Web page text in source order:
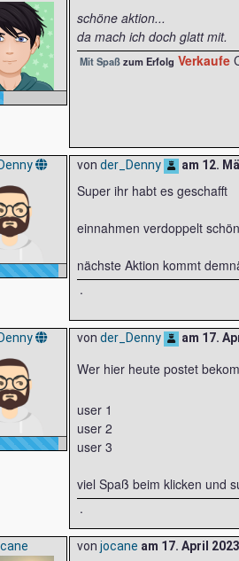
schöne aktion...
da mach ich doch glatt mit.
Mit Spaßzum Erfolg Verkaufe
von der_Denny am 12.
Super ihr habt es geschafft
einnahmen verdoppelt
nächste Aktion kommt
.
von der_Denny am 17.
Wer hier heute postet
user 1
user 2
user 3
viel Spaß beim klicken und
.
von jocane am 17. April